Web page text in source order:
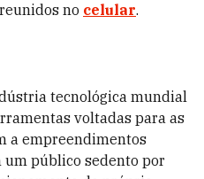
reunidos no celular.
tecnológica mundial
voltadas para as
a empreendimentos
público sedento por